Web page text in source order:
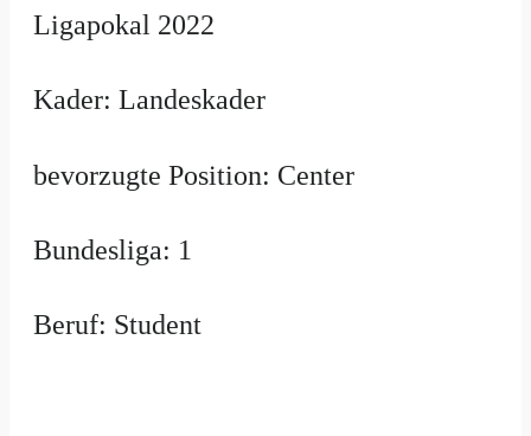
Ligapokal 2022
Kader: Landeskader
bevorzugte Position: Center
Bundesliga: 1
Beruf: Student